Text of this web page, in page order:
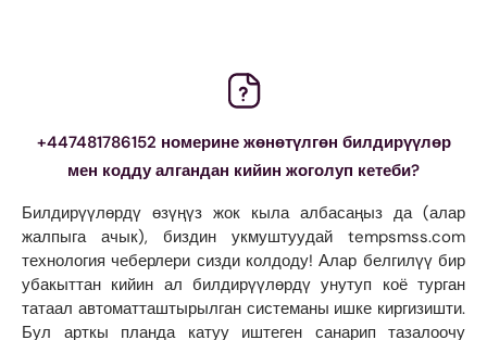
+447481786152 номерине жөнөтүлгөн билдирүүлөр
мен кодду алгандан кийин жоголуп кетеби?
Билдирүүлөрдү өзүңүз жок кыла албасаңыз да (алар
жалпыга ачык), биздин укмуштуудай tempsmss.com
технология чеберлери сизди колдоду! Алар белгилүү бир
убакыттан кийин ал билдирүүлөрдү унутуп коё турган
татаал автоматташтырылган системаны ишке киргизишти.
Бул арткы планда катуу иштеген санарип тазалоочу